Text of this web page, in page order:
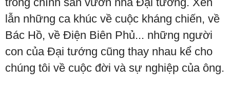
lẫn những ca khúc về cuộc kháng chiến, về
Bác Hồ, về Điện Biên Phủ... những người
con của Đại tướng cũng thay nhau kể cho
chúng tôi về cuộc đời và sự nghiệp của ông.